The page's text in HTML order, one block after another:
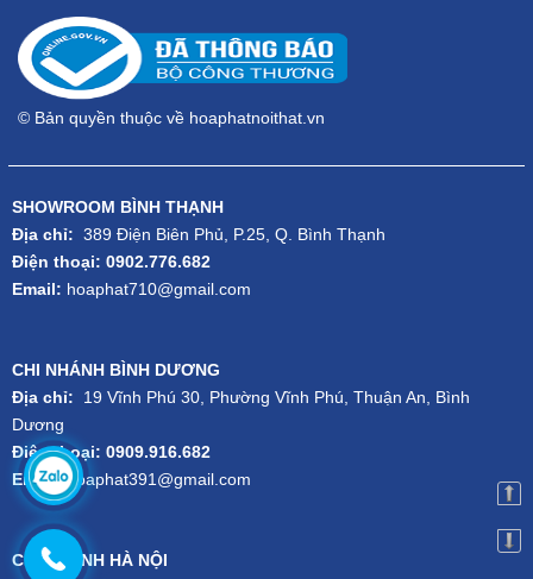
© Bản quyền thuộc về hoaphatnoithat.vn
SHOWROOM BÌNH THẠNH
Địa chỉ: 389 Điện Biên Phủ, P.25, Q. Bình Thạnh
Điện thoại: 0902.776.682
Email: hoaphat710@gmail.com
CHI NHÁNH BÌNH DƯƠNG
Địa chỉ: 19 Vĩnh Phú 30, Phường Vĩnh Phú, Thuận An, Bình
Dương
Điện thoại: 0909.916.682
Email:hoaphat391@gmail.com
CHI NHÁNH HÀ NỘI